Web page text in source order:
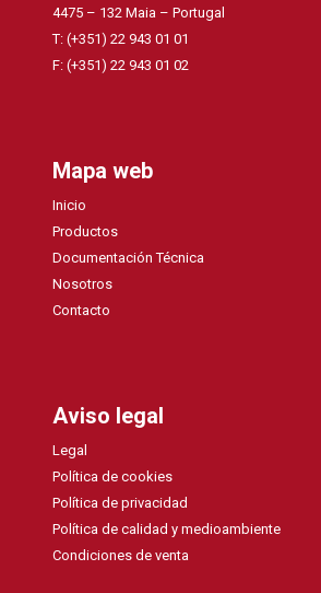
4475 – 132 Maia – Portugal
T: (+351) 22 943 01 01
F: (+351) 22 943 01 02
Mapa web
Inicio
Productos
Documentación Técnica
Nosotros
Contacto
Aviso legal
Legal
Política de cookies
Política de privacidad
Política de calidad y medioambiente
Condiciones de venta